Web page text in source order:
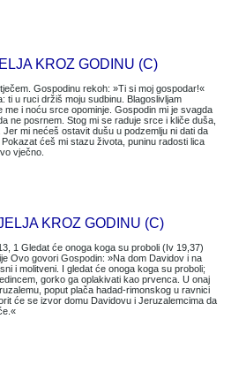
KROZ GODINU (C)
Gospodinu rekoh: »Ti si moj gospodar!«
ti u ruci držiš moju sudbinu. Blagoslivljam
me i noću srce opominje. Gospodin mi je svagda
ne posrnem. Stog mi se raduje srce i kliče duša,
Jer mi nećeš ostavit dušu u podzemlju ni dati da
ćeš mi stazu života, puninu radosti lica
vječno.
KROZ GODINU (C)
1 Gledat će onoga koga su proboli (Iv 19,37)
Ovo govori Gospodin: »Na dom Davidov i na
i molitveni. I gledat će onoga koga su proboli;
gorko ga oplakivati kao prvenca. U onaj
poput plača hadad-rimonskog u ravnici
će se izvor domu Davidovu i Jeruzalemcima da